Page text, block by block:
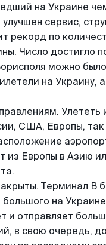
на Украине
сервис,
рекорд по
Число достигло
можно
на Украину,
США, Европы,
из Европы в Азию
Терминал В
на
и отправляет
в свою очередь,